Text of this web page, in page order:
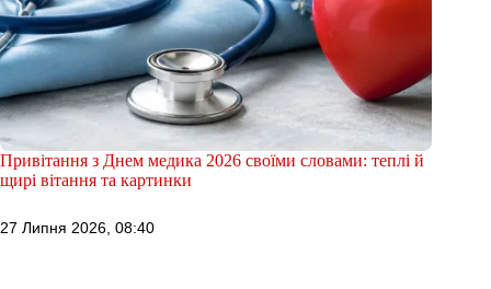
Привітання з Днем медика 2026 своїми словами: теплі й
щирі вітання та картинки
27 Липня 2026, 08:40